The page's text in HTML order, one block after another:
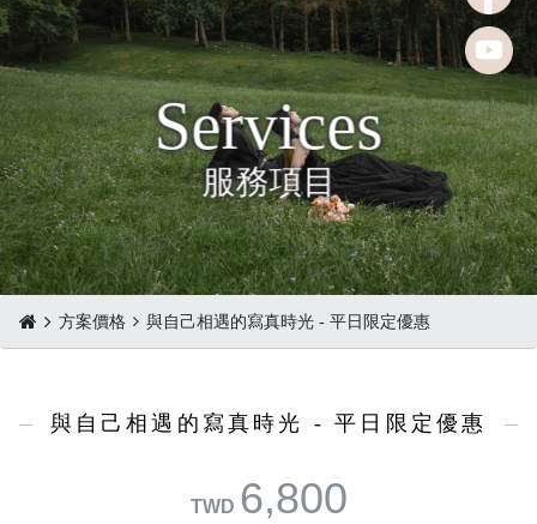
方案價格 與自己相遇的寫真時光 - 平日限定優惠
與自己相遇的寫真時光 - 平日限定優惠
TWD 6,800